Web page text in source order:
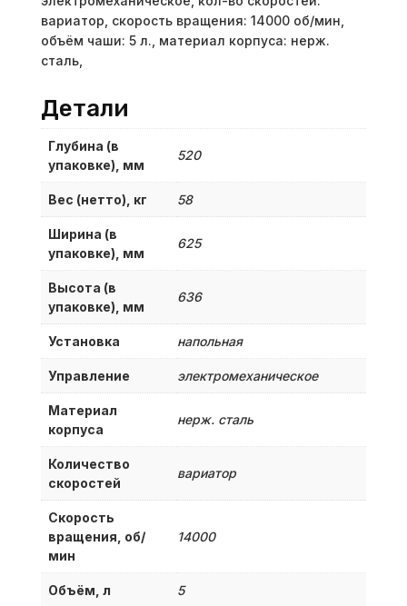
вариатор, скорость вращения: 14000 об/мин,
объём чаши: 5 л., материал корпуса: нерж.
сталь,
Детали
Глубина (в
упаковке), мм
520
Вес (нетто), кг 58
Ширина (в
упаковке), мм
625
Высота (в
упаковке), мм
636
Установка напольная
Управление электромеханическое
Материал
корпуса
нерж. сталь
Количество
скоростей
вариатор
Скорость
вращения, об/
мин
14000
Объём, л 5